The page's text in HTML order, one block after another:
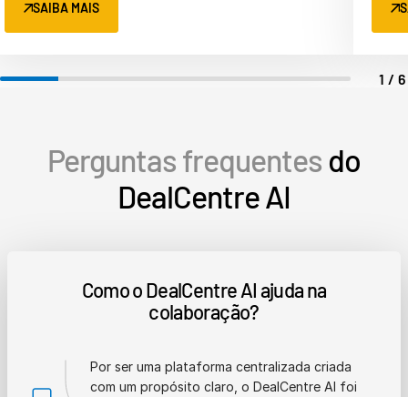
SAIBA MAIS
1/
Perguntas frequentes do
DealCentre AI
Como o DealCentre AI ajuda na
colaboração?
Por ser uma plataforma centralizada criada
com um propósito claro, o DealCentre AI foi